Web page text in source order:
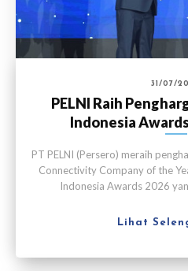
31/07/
PELNI Raih
Indonesia
PT PELNI (Persero) meraih
Connectivity Company of the
Indonesia Awards 2026
Lihat